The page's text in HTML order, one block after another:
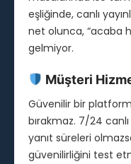
eşliğinde, canlı
net olunca, “acaba
gelmiyor.
Müşteri
Güvenilir bir
bırakmaz. 7/24
yanıt süreleri
güvenilirliğini test